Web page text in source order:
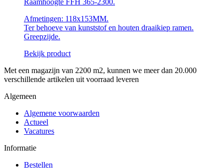
Raamhoogte FFH 365-2300.
Afmetingen: 118x153MM.
Ter behoeve van kunststof en houten draaikiep ramen.
Greepzijde.
Bekijk product
Met een magazijn van 2200 m2, kunnen we meer dan 20.000
verschillende artikelen uit voorraad leveren
Algemeen
Algemene voorwaarden
Actueel
Vacatures
Informatie
Bestellen